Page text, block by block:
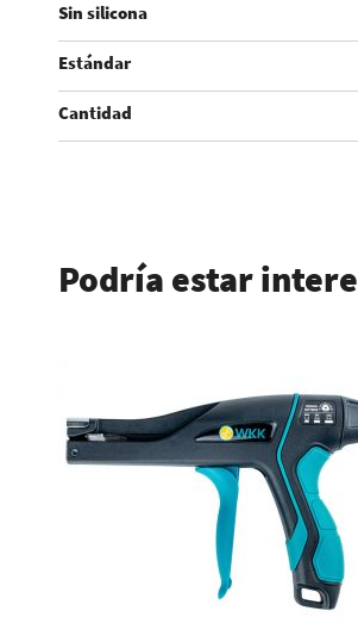
Sin silicona
Estándar
Cantidad
Podría estar